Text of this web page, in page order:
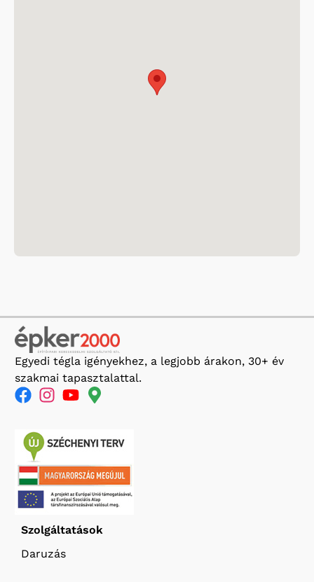
Egyedi tégla igényekhez, a legjobb árakon, 30+ év
szakmai tapasztalattal.
Szolgáltatások
Daruzás